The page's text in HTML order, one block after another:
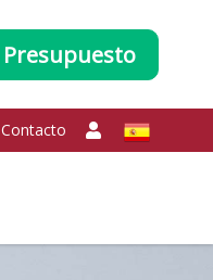
Presupuesto
Contacto